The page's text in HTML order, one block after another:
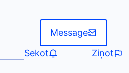
Message
Sekot
Ziņot